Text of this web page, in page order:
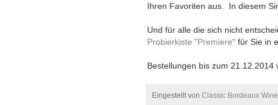
Ihren Favoriten aus. In diesem
Und für alle die sich nicht
Probierkiste "Premiere" für Sie in
Bestellungen bis zum
Eingestellt von Classic Bordeaux Wine